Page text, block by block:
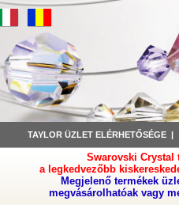
TAYLOR ÜZLET ELÉRHETŐSÉGE
Swarovski Crystal
a legkedvezőbb
Megjelenő termékek
megvásárolhatóak vagy